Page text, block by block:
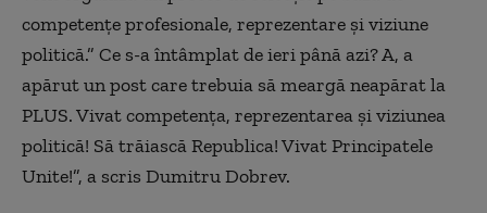
competențe profesionale, reprezentare și viziune
politică.” Ce s-a întâmplat de ieri până azi? A, a
apărut un post care trebuia să meargă neapărat la
PLUS. Vivat competența, reprezentarea și viziunea
politică! Să trăiască Republica! Vivat Principatele
Unite!”, a scris Dumitru Dobrev.